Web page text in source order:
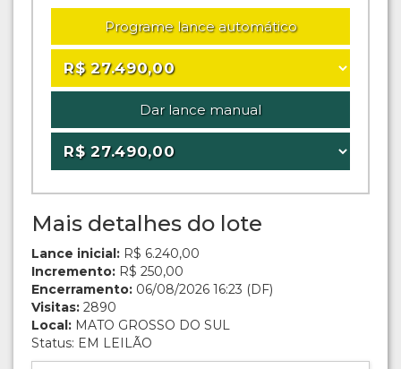
Programe lance automático
Dar lance manual
Mais detalhes do lote
Lance inicial: R$ 6.240,00
Incremento: R$ 250,00
Encerramento: 06/08/2026 16:23 (DF)
Visitas: 2890
Local: MATO GROSSO DO SUL
Status: EM LEILÃO